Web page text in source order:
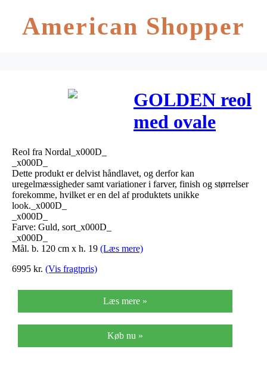
American Shopper
GOLDEN reol
med ovale
190×120 cm –
guld/sort glas
Reol fra Nordal_x000D_
_x000D_
Dette produkt er delvist håndlavet, og derfor kan
uregelmæssigheder samt variationer i farver, finish og størrelser
forekomme, hvilket er en del af produktets unikke
look._x000D_
_x000D_
Farve: Guld, sort_x000D_
_x000D_
Mål. b. 120 cm x h. 19 (Læs mere)
6995 kr. (Vis fragtpris)
Læs mere »
Køb nu »